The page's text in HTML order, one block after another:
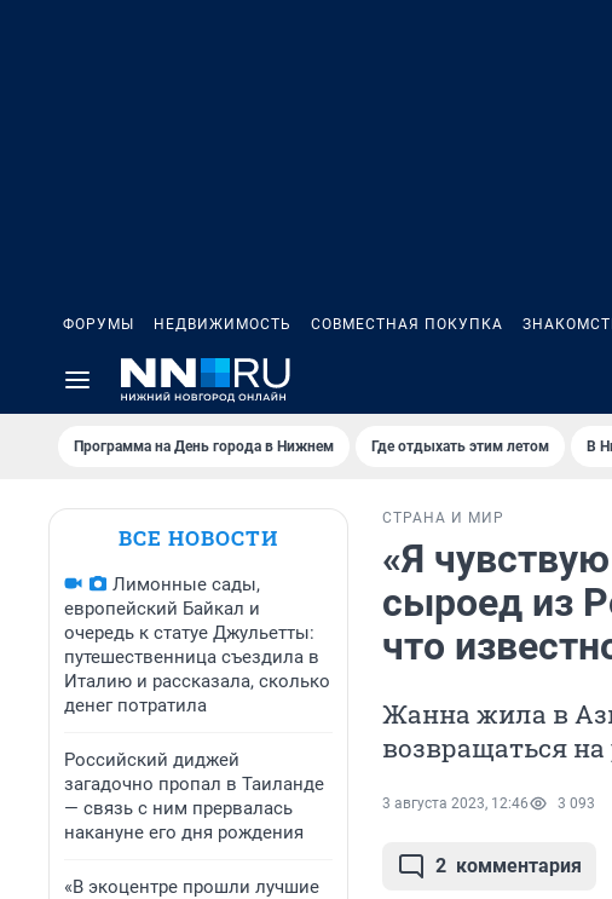
ФОРУМЫ НЕДВИЖИМОСТЬ СОВМЕСТНАЯ ПОКУПКА
Программа на День города в Нижнем Где отдыхать этим летом В
ВСЕ НОВОСТИ
Лимонные сады,
европейский Байкал и
очередь к статуе Джульетты:
путешественница съездила в
Италию и рассказала, сколько
денег потратила
Российский диджей
загадочно пропал в Таиланде
— связь с ним прервалась
накануне его дня рождения
«В экоцентре прошли лучшие
СТРАНА И МИР
«Я
сыроед из
что
Жанна жила в
возвращаться
3 августа 2023, 12:46 3 093
2 комментария